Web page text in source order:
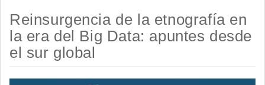
Reinsurgencia de la etnografía en
la era del Big Data: apuntes desde
el sur global